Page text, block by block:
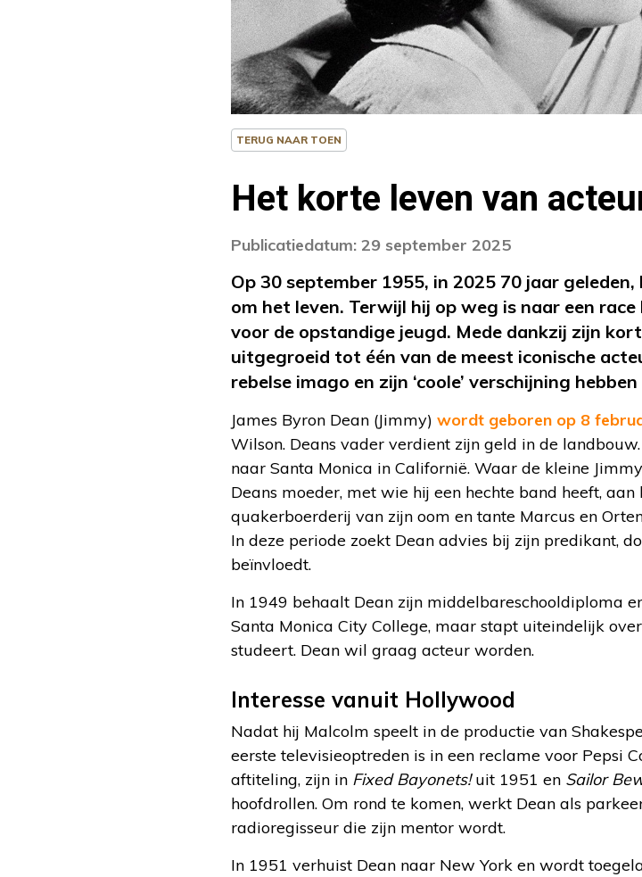
TERUG NAAR TOEN
Het korte leven van
Publicatiedatum: 29 september 2025
Op 30 september 1955, in 2025 70 jaar
om het leven. Terwijl hij op weg is naar een
voor de opstandige jeugd. Mede dankzij zijn
uitgegroeid tot één van de meest iconische
rebelse imago en zijn ‘coole’ verschijning
James Byron Dean (Jimmy) wordt geboren op 8
Wilson. Deans vader verdient zijn geld in de
naar Santa Monica in Californië. Waar de kleine
Deans moeder, met wie hij een hechte band heeft,
quakerboerderij van zijn oom en tante Marcus en
In deze periode zoekt Dean advies bij zijn predikant,
beïnvloedt.
In 1949 behaalt Dean zijn middelbareschooldiploma
Santa Monica City College, maar stapt uiteindelijk
studeert. Dean wil graag acteur worden.
Interesse vanuit Hollywood
Nadat hij Malcolm speelt in de productie van
eerste televisieoptreden is in een reclame voor Pepsi
aftiteling, zijn in Fixed Bayonets!uit 1951 en Sailor
hoofdrollen. Om rond te komen, werkt Dean als
radioregisseur die zijn mentor wordt.
In 1951 verhuist Dean naar New York en wordt